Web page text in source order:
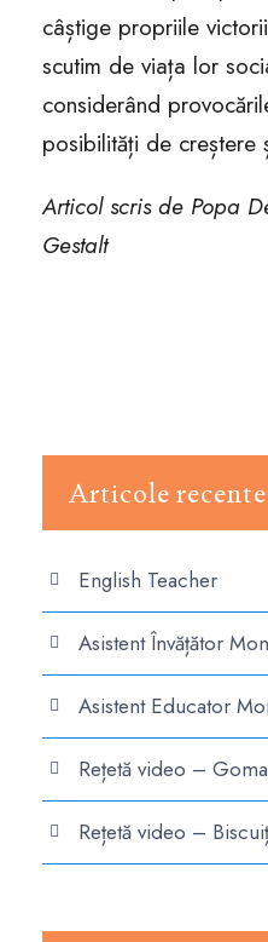
câștige propriile
scutim de viața lor
considerând
posibilități de creștere
Articol scris de Popa
Gestalt
Articole recente
English Teacher
Asistent Învățător
Asistent Educator
Rețetă video –
Rețetă video –